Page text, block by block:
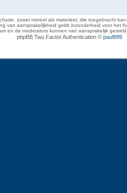
zowel moreel als materieel, die toegebracht
aansprakelijkheid geldt inzonderheid voor het
en de moderators kunnen niet aansprakelijk
phpBB Two Factor Authentication © paul999